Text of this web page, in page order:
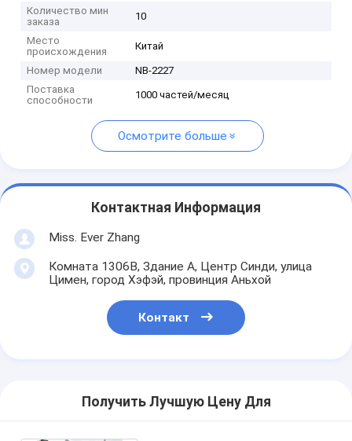
Количество мин
заказа
10
Место
происхождения
Китай
Номер модели
NB-2227
Поставка
способности
1000 частей/месяц
Осмотрите больше
Контактная Информация
Miss. Ever Zhang
Комната 1306B, Здание A, Центр Синди, улица
Цимен, город Хэфэй, провинция Аньхой
Контакт
Получить Лучшую Цену Для